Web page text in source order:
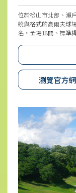
位於松山市北部、瀨
統與格式的高爾夫球
名，全場18間、標準
可在天然溫泉紓解疲
食材豐富的餐點。
瀏覽官方